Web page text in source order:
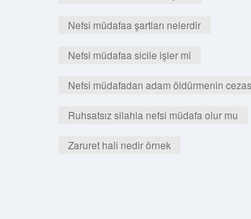
Nefsi müdafaa şartları nelerdir
Nefsi müdafaa sicile işler mi
Nefsi müdafadan adam öldürmenin
Ruhsatsız silahla nefsi müdafa olur mu
Zaruret hali nedir örnek